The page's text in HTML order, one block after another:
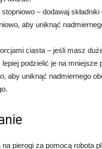
stopniowo – dodawaj składniki
aby uniknąć
ciasta – jeśli masz
podzielić je na mniejsze
aby uniknąć nadmiernego
pierogi za pomocą robota